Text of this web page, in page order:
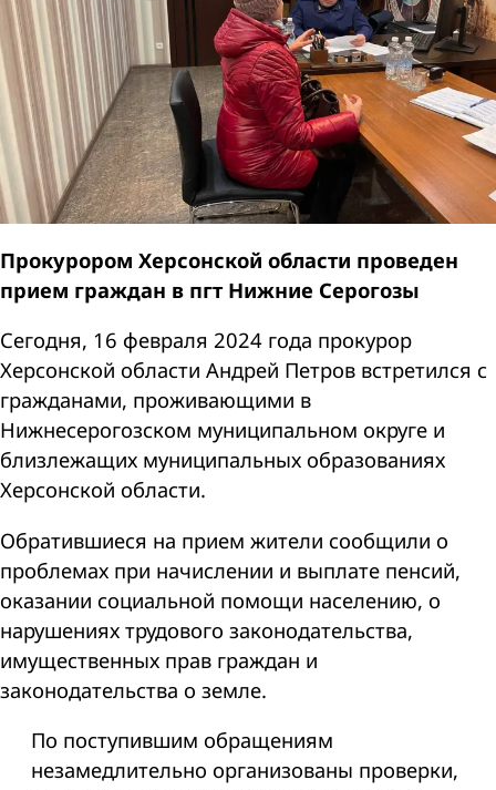
Прокурором Херсонской области проведен
прием граждан в пгт Нижние Серогозы
Сегодня, 16 февраля 2024 года прокурор
Херсонской области Андрей Петров встретился с
гражданами, проживающими в
Нижнесерогозском муниципальном округе и
близлежащих муниципальных образованиях
Херсонской области.
Обратившиеся на прием жители сообщили о
проблемах при начислении и выплате пенсий,
оказании социальной помощи населению, о
нарушениях трудового законодательства,
имущественных прав граждан и
законодательства о земле.
По поступившим обращениям
незамедлительно организованы проверки,